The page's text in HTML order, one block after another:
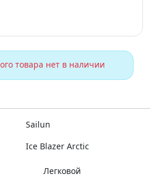
товара нет в наличии
Sailun
Ice Blazer Arctic
Легковой